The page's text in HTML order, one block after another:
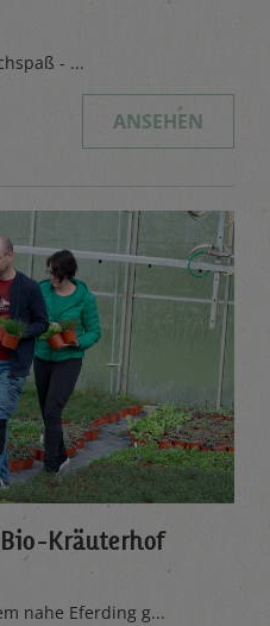
- ...
ANSEHEN
Kräuterhof
nahe Eferding g...